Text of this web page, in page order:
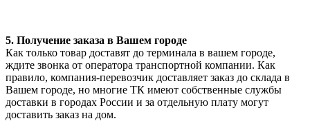
5. Получение заказа в Вашем городе
Как только товар доставят до терминала в вашем городе,
ждите звонка от оператора транспортной компании. Как
правило, компания-перевозчик доставляет заказ до склада в
Вашем городе, но многие ТК имеют собственные службы
доставки в городах России и за отдельную плату могут
доставить заказ на дом.